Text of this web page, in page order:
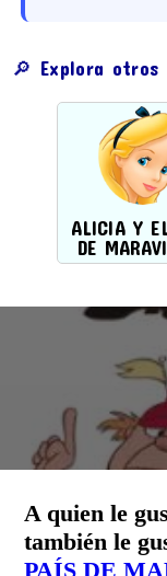
🔎 Explora
ALICIA Y
DE
A quien le
también le
PAÍS DE